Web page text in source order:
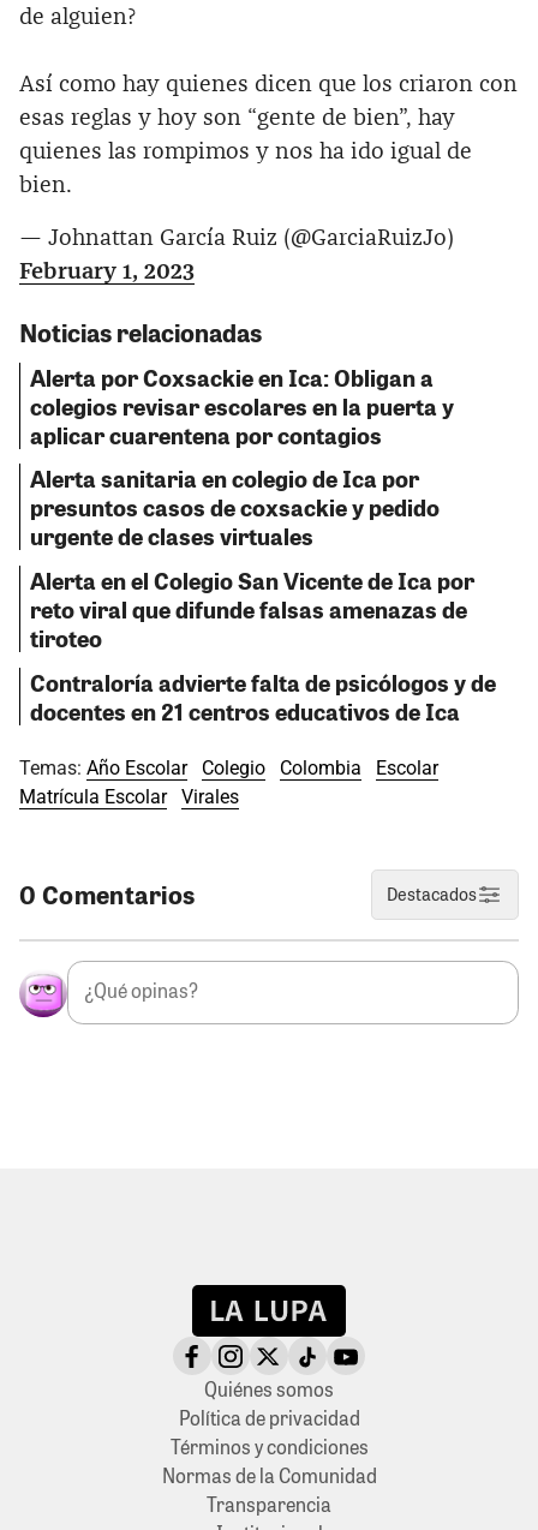
de alguien?
Así como hay quienes dicen que los criaron con
esas reglas y hoy son “gente de bien”, hay
quienes las rompimos y nos ha ido igual de
bien.
— Johnattan García Ruiz (@GarciaRuizJo)
February 1, 2023
Noticias relacionadas
Alerta por Coxsackie en Ica: Obligan a
colegios revisar escolares en la puerta y
aplicar cuarentena por contagios
Alerta sanitaria en colegio de Ica por
presuntos casos de coxsackie y pedido
urgente de clases virtuales
Alerta en el Colegio San Vicente de Ica por
reto viral que difunde falsas amenazas de
tiroteo
Contraloría advierte falta de psicólogos y de
docentes en 21 centros educativos de Ica
Temas: Año Escolar Colegio Colombia
Escolar
Matrícula Escolar
Virales
0 Comentarios Destacados
Quiénes somos
Política de privacidad
Términos y condiciones
Normas de la Comunidad
Transparencia